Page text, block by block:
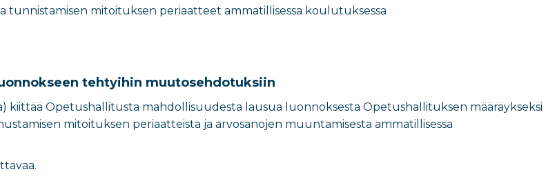
tunnistamisen mitoituksen periaatteet ammatillisessa koulutuksessa
tehtyihin muutosehdotuksiin
kiittää Opetushallitusta mahdollisuudesta lausua luonnoksesta Opetushallituksen määräykseksi
mitoituksen periaatteista ja arvosanojen muuntamisesta ammatillisessa